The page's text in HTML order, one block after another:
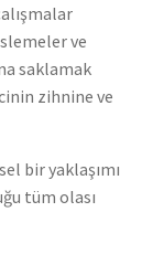
ve
saklamak
zihnine ve
bir yaklaşımı
tüm olası